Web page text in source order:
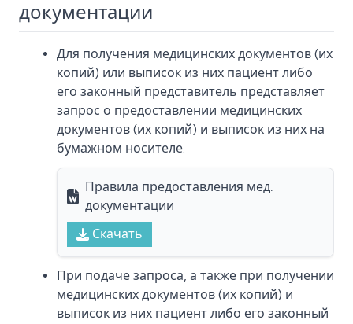
документации
Для получения медицинских документов (их
копий) или выписок из них пациент либо
его законный представитель представляет
запрос о предоставлении медицинских
документов (их копий) и выписок из них на
бумажном носителе.
Правила предоставления мед.
документации
Скачать
При подаче запроса, а также при получении
медицинских документов (их копий) и
выписок из них пациент либо его законный